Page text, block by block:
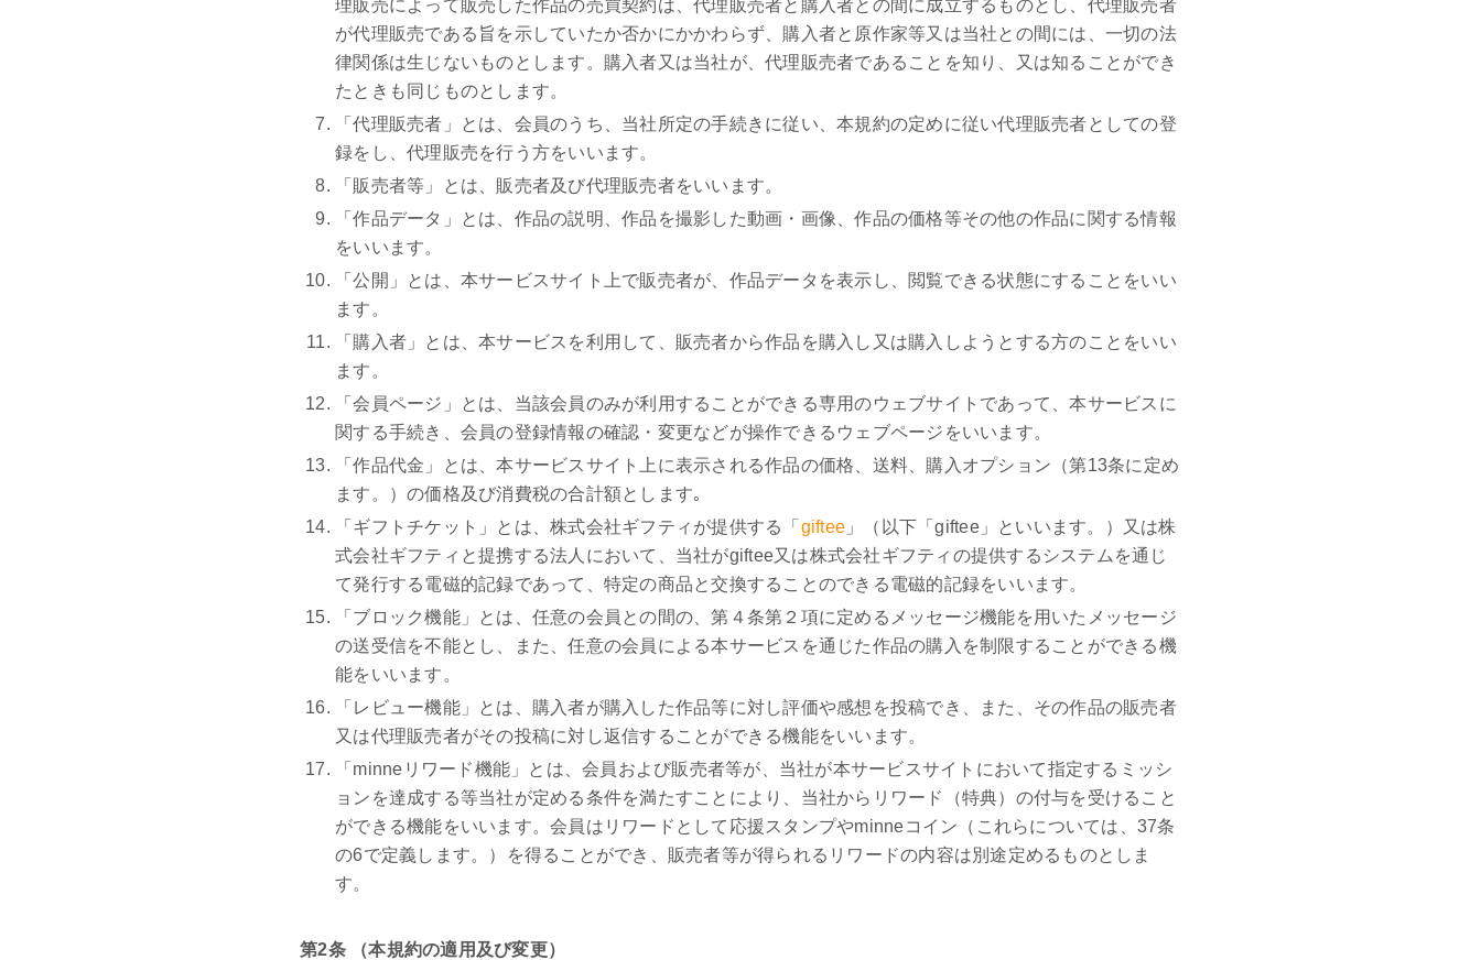
理販売によって販売した作品の売買契約は、代理販売者と購入者との間に成立するものとし、代理販売者
が代理販売である旨を示していたか否かにかかわらず、購入者と原作家等又は当社との間には、一切の法
律関係は生じないものとします。購入者又は当社が、代理販売者であることを知り、又は知ることができ
たときも同じものとします。
「代理販売者」とは、会員のうち、当社所定の手続きに従い、本規約の定めに従い代理販売者としての登
録をし、代理販売を行う方をいいます。
「販売者等」とは、販売者及び代理販売者をいいます。
「作品データ」とは、作品の説明、作品を撮影した動画・画像、作品の価格等その他の作品に関する情報
をいいます。
「公開」とは、本サービスサイト上で販売者が、作品データを表示し、閲覧できる状態にすることをいい
ます。
「購入者」とは、本サービスを利用して、販売者から作品を購入し又は購入しようとする方のことをいい
ます。
「会員ページ」とは、当該会員のみが利用することができる専用のウェブサイトであって、本サービスに
関する手続き、会員の登録情報の確認・変更などが操作できるウェブページをいいます。
「作品代金」とは、本サービスサイト上に表示される作品の価格、送料、購入オプション（第13条に定め
ます。）の価格及び消費税の合計額とします｡
「ギフトチケット」とは、株式会社ギフティが提供する「 giftee 」（以下「giftee」といいます。）又は株
式会社ギフティと提携する法人において、当社がgiftee又は株式会社ギフティの提供するシステムを通じ
て発行する電磁的記録であって、特定の商品と交換することのできる電磁的記録をいいます。
「ブロック機能」とは、任意の会員との間の、第４条第２項に定めるメッセージ機能を用いたメッセージ
の送受信を不能とし、また、任意の会員による本サービスを通じた作品の購入を制限することができる機
能をいいます。
「レビュー機能」とは、購入者が購入した作品等に対し評価や感想を投稿でき、また、その作品の販売者
又は代理販売者がその投稿に対し返信することができる機能をいいます。
「minneリワード機能」とは、会員および販売者等が、当社が本サービスサイトにおいて指定するミッシ
ョンを達成する等当社が定める条件を満たすことにより、当社からリワード（特典）の付与を受けること
ができる機能をいいます。会員はリワードとして応援スタンプやminneコイン（これらについては、37条
の6で定義します。）を得ることができ、販売者等が得られるリワードの内容は別途定めるものとしま
す。
第2条 （本規約の適用及び変更）